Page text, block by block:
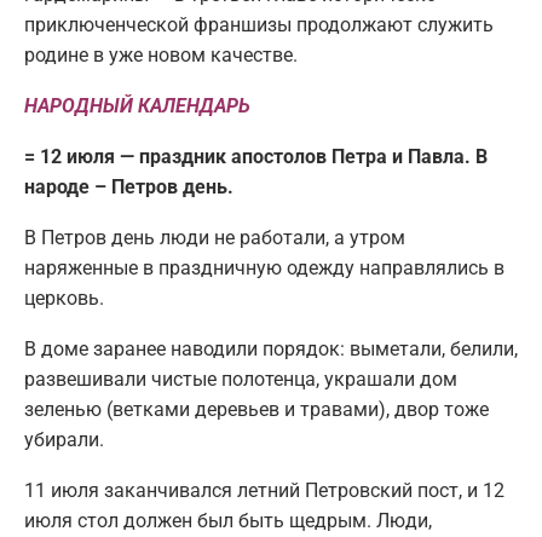
приключенческой франшизы продолжают служить
родине в уже новом качестве.
НАРОДНЫЙ КАЛЕНДАРЬ
= 12 июля — праздник апостолов Петра и Павла. В
народе – Петров день.
В Петров день люди не работали, а утром
наряженные в праздничную одежду направлялись в
церковь.
В доме заранее наводили порядок: выметали, белили,
развешивали чистые полотенца, украшали дом
зеленью (ветками деревьев и травами), двор тоже
убирали.
11 июля заканчивался летний Петровский пост, и 12
июля стол должен был быть щедрым. Люди,